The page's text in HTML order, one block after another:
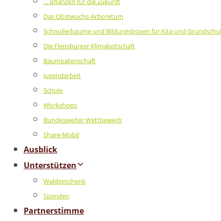
Das Obstwuchs-Arboretum
Schnullerbäume und Bildungsboxen für Kita und
Die Flensburger Klimabotschaft
Baumpatenschaft
Jugendarbeit
Schule
Workshops
Bundesweiter Wettbewerb
Share-Mobil
Ausblick
Unterstützen
Waldgeschenk
Spenden
Partnerstimme